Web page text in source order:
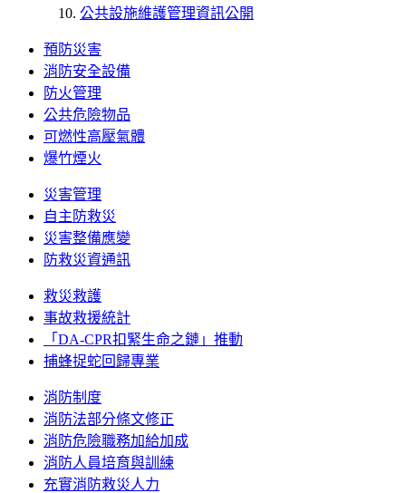
公共設施維護管理資訊公開
預防災害
消防安全設備
防火管理
公共危險物品
可燃性高壓氣體
爆竹煙火
災害管理
自主防救災
災害整備應變
防救災資通訊
救災救護
事故救援統計
「DA-CPR扣緊生命之鏈」推動
捕蜂捉蛇回歸專業
消防制度
消防法部分條文修正
消防危險職務加給加成
消防人員培育與訓練
充實消防救災人力